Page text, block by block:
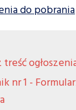
do pobrania
nr 1 -